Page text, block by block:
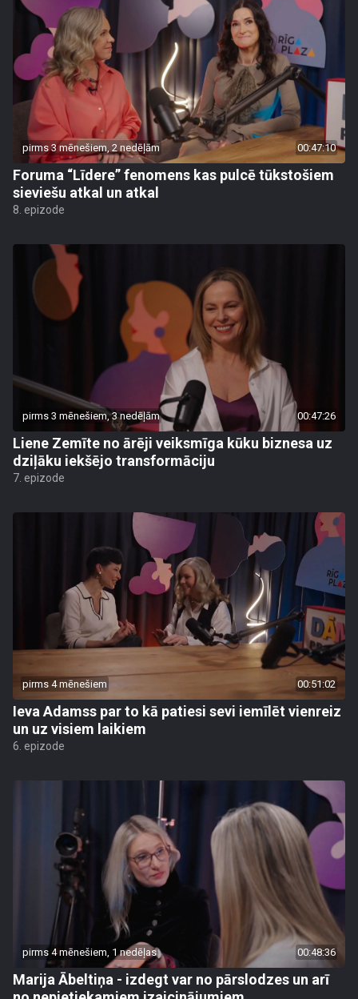
pirms 3 mēnešiem, 2 nedēļām 00:47:10
Foruma “Līdere” fenomens kas pulcē tūkstošiem
sieviešu atkal un atkal
8. epizode
pirms 3 mēnešiem, 3 nedēļām 00:47:26
Liene Zemīte no ārēji veiksmīga kūku biznesa uz
dziļāku iekšējo transformāciju
7. epizode
pirms 4 mēnešiem 00:51:02
Ieva Adamss par to kā patiesi sevi iemīlēt vienreiz
un uz visiem laikiem
6. epizode
pirms 4 mēnešiem, 1 nedēļas 00:48:36
Marija Ābeltiņa - izdegt var no pārslodzes un arī